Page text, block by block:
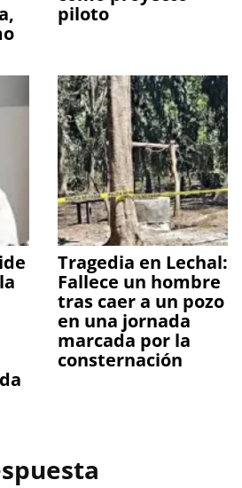
piloto
Tragedia en Lechal:
Fallece un hombre
tras caer a un pozo
en una jornada
marcada por la
consternación